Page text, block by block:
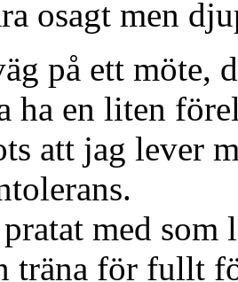
osagt men
på ett möte,
ha en liten
att jag lever
med som
träna för fullt